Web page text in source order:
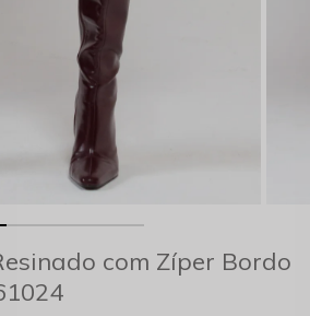
com Zíper Bordo